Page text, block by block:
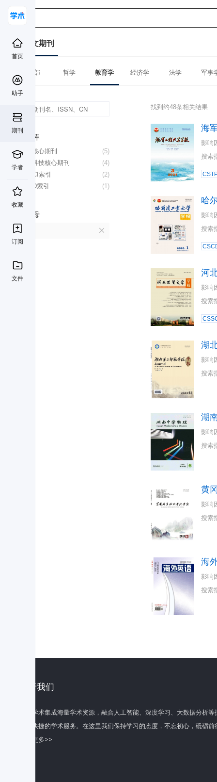
首页
助手
期刊
学者
收藏
订阅
文件
中文期刊
全部 哲学 教育学 经济学 法学 军事
数据库
(5)
北大核心期刊
(4)
中国科技核心期刊
(2)
CSSCI索引
(1)
CSCD索引
首字母
找到约48条相关结果
海
影响
搜索
哈
影响
搜索
河
影响
搜索
湖
影响
搜索
湖
影响
搜索
黄
影响
搜索
海
影响
搜索
关于我们
百度学术集成海量学术资源，融合人工智能、深度学习、大数据分析
全面快捷的学术服务。在这里我们保持学习的态度，不忘初心，砥砺前
了解更多>>